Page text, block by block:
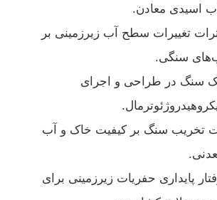
اسیدی معادن.
تغییرات سطح آب زیرزمینی بر
سنگی.
سنگ در طراحی و اجرای
تخریب سنگ بر کیفیت خاک و آب
پایداری حفریات زیرزمینی برای